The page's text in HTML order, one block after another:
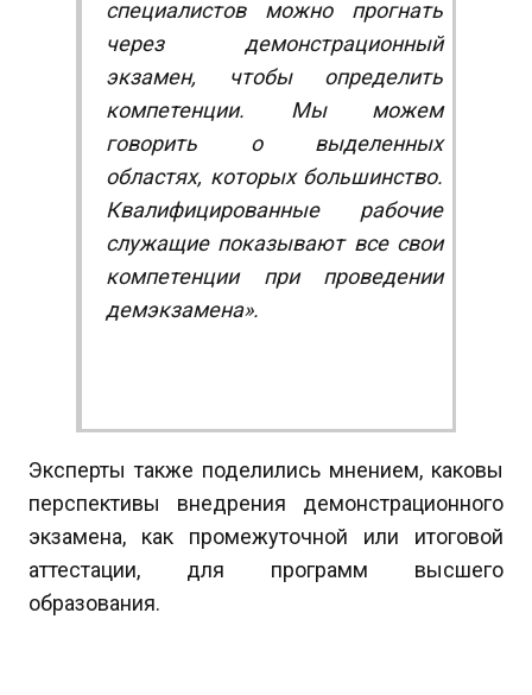
специалистов можно прогнать
через демонстрационный
экзамен, чтобы определить
компетенции. Мы можем
говорить о выделенных
областях, которых большинство.
Квалифицированные рабочие
служащие показывают все свои
компетенции при проведении
демэкзамена».
Эксперты также поделились мнением, каковы
перспективы внедрения демонстрационного
экзамена, как промежуточной или итоговой
аттестации, для программ высшего
образования.